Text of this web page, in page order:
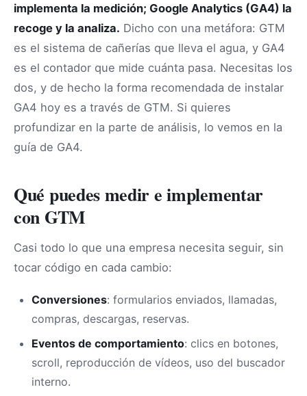
implementa la medición; Google Analytics (GA4) la
recoge y la analiza. Dicho con una metáfora: GTM
es el sistema de cañerías que lleva el agua, y GA4
es el contador que mide cuánta pasa. Necesitas los
dos, y de hecho la forma recomendada de instalar
GA4 hoy es a través de GTM. Si quieres
profundizar en la parte de análisis, lo vemos en la
guía de GA4.
Qué puedes medir e implementar
con GTM
Casi todo lo que una empresa necesita seguir, sin
tocar código en cada cambio:
Conversiones: formularios enviados, llamadas,
compras, descargas, reservas.
Eventos de comportamiento: clics en botones,
scroll, reproducción de vídeos, uso del buscador
interno.